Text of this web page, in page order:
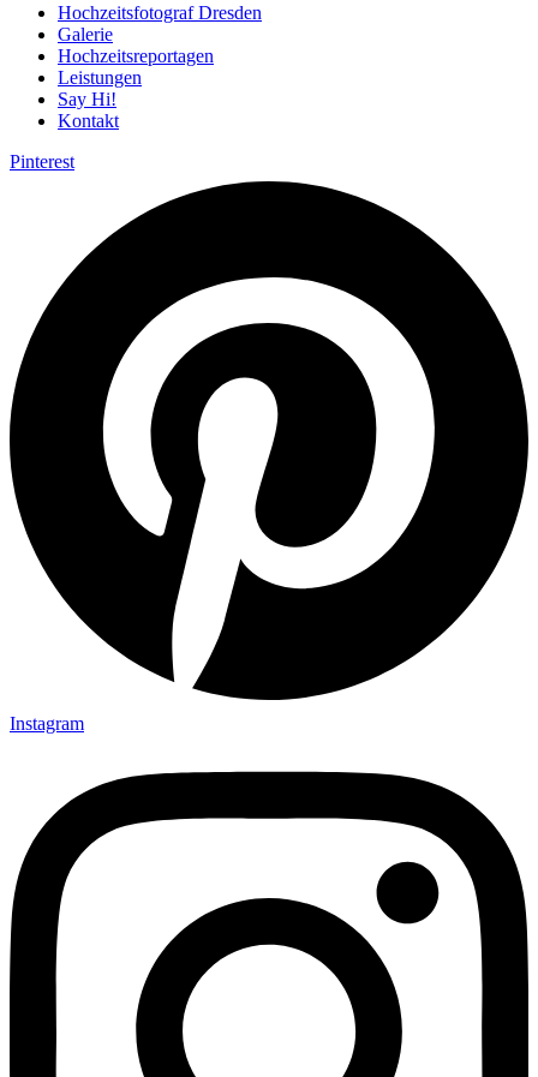
Hochzeitsfotograf Dresden
Galerie
Hochzeitsreportagen
Leistungen
Say Hi!
Kontakt
Pinterest
Instagram